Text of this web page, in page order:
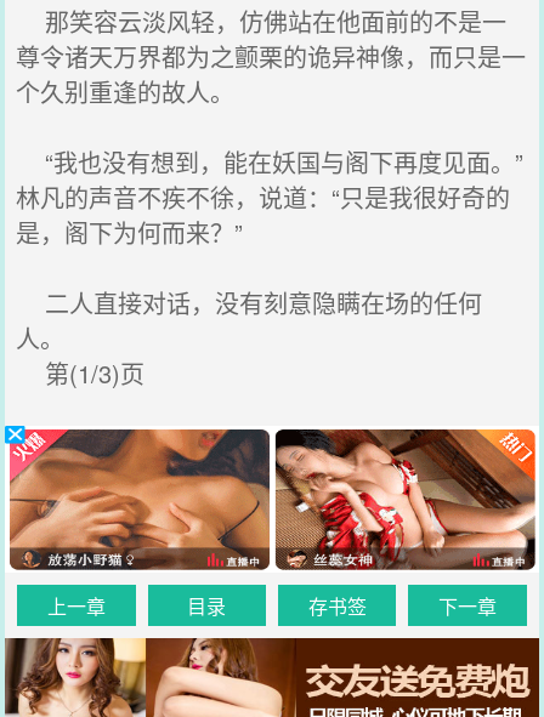
那笑容云淡风轻，仿佛站在他面前的不是一
尊令诸天万界都为之颤栗的诡异神像，而只是一
个久别重逢的故人。
“我也没有想到，能在妖国与阁下再度见面。”
林凡的声音不疾不徐，说道：“只是我很好奇的
是，阁下为何而来？”
二人直接对话，没有刻意隐瞒在场的任何
人。
第(1/3)页
上一章 目录 存书签 下一章